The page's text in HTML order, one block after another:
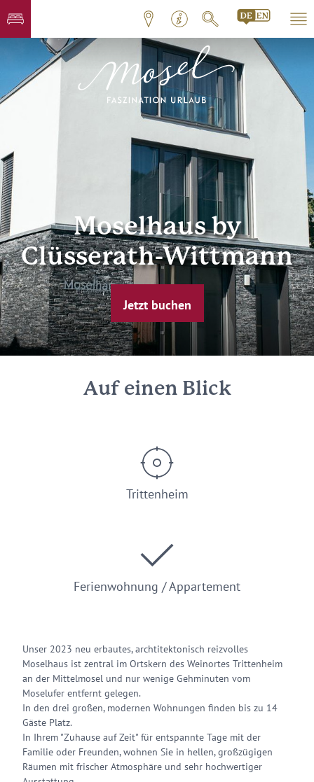
Moselhaus by
Clüsserath-Wittmann
Jetzt buchen
Auf einen Blick
Trittenheim
Ferienwohnung / Appartement
Unser 2023 neu erbautes, archtitektonisch reizvolles
Moselhaus ist zentral im Ortskern des Weinortes Trittenheim
an der Mittelmosel und nur wenige Gehminuten vom
Moselufer entfernt gelegen.
In den drei großen, modernen Wohnungen finden bis zu 14
Gäste Platz.
In Ihrem "Zuhause auf Zeit" für entspannte Tage mit der
Familie oder Freunden, wohnen Sie in hellen, großzügigen
Räumen mit frischer Atmosphäre und sehr hochwertiger